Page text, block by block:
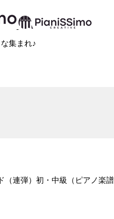
集まれ♪
（連弾）初・中級（ピアノ楽